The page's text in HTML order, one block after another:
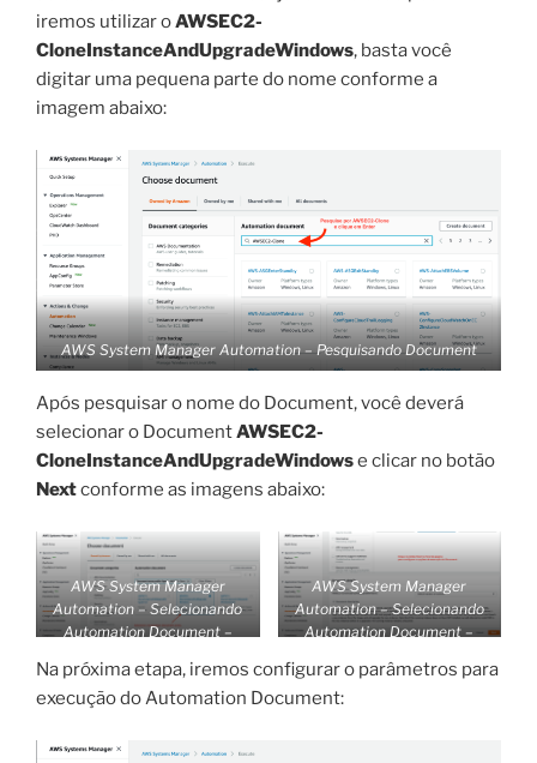
iremos utilizar oAWSEC2-
CloneInstanceAndUpgradeWindows, basta você
digitar uma pequena parte do nome conforme a
imagem abaixo:
AWS System Manager Automation – Pesquisando Document
Após pesquisar o nome do Document, você deverá
selecionar o DocumentAWSEC2-
CloneInstanceAndUpgradeWindowse clicar no botão
Nextconforme as imagens abaixo:
AWS System Manager
Automation – Selecionando
Automation Document –
AWS System Manager
Automation – Selecionando
Automation Document –
Na próxima etapa, iremos configurar o parâmetros para
execução do Automation Document: